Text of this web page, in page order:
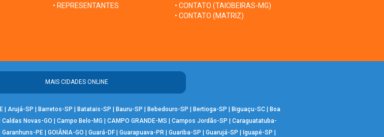
• REPRESENTANTES
• CONTATO (TAIOBEIRAS-MG)
• CONTATO (MATRIZ)
MAIS CIDADES ONLINE
| Arujá-SP | Barretos-SP | Batatais-SP | Bauru-SP | Bebedouro-SP | Bertioga-SP | Biguaçu-SC| Boa
Caldas Novas-GO | Campo Belo-MG | CAMPO GRANDE-MS | Campos Jordão-SP | Caraguatatuba-
Garanhuns-PE | GOIÂNIA-GO | Guará-DF | Guarapuava-PR | Guariba-SP | Guarujá-SP | Iguapé-SP |